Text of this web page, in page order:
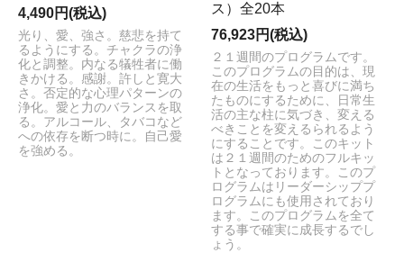
4,490円(税込)
光り、愛、強さ。慈悲を持て
るようにする。チャクラの浄
化と調整。内なる犠牲者に働
きかける。感謝。許しと寛大
さ。否定的な心理パターンの
浄化。愛と力のバランスを取
る。アルコール、タバコなど
への依存を断つ時に。自己愛
を強める。
ス）全20本
76,923円(税込)
２１週間のプログラムです。
このプログラムの目的は、現
在の生活をもっと喜びに満ち
たものにするために、日常生
活の主な柱に気づき、変える
べきことを変えるられるよう
にすることです。このキット
は２１週間のためのフルキッ
トとなっております。このプ
ログラムはリーダーシッププ
ログラムにも使用されており
ます。このプログラムを全て
する事で確実に成長するでし
ょう。